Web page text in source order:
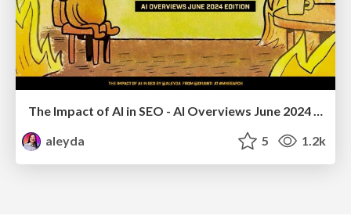
aleyda
5 1.2k